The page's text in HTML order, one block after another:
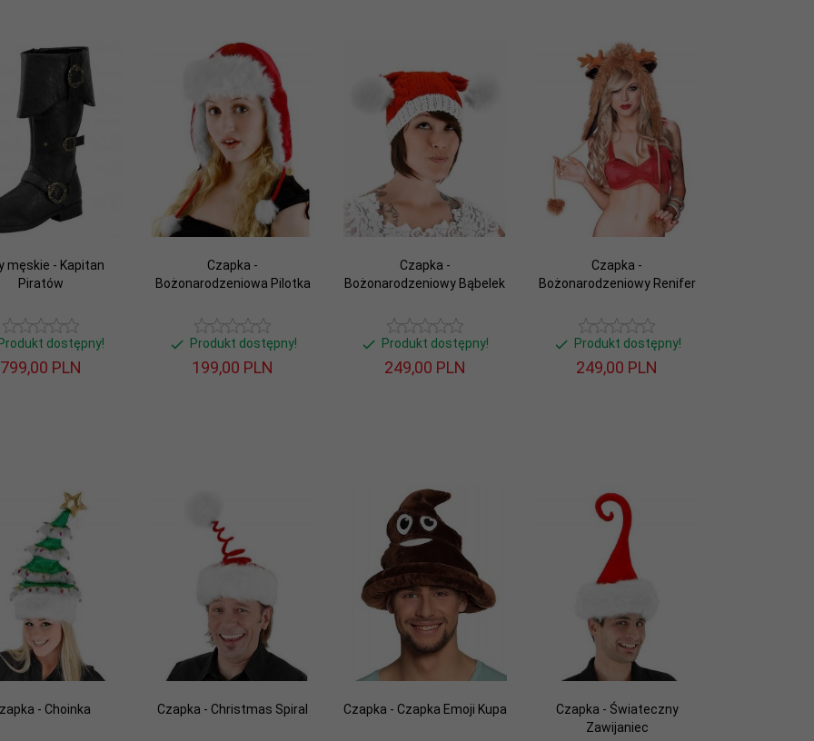
męskie - Kapitan
Piratów
dostępny!
799,00 PLN
Czapka -
Bożonarodzeniowa Pilotka
Produkt dostępny!
199,00 PLN
Czapka -
Bożonarodzeniowy Bąbelek
Produkt dostępny!
249,00 PLN
Czapka -
Bożonarodzeniowy Renifer
Produkt dostępny!
249,00 PLN
- Choinka Czapka - Christmas Spiral Czapka - Czapka Emoji Kupa
Czapka - Świateczny
Zawijaniec